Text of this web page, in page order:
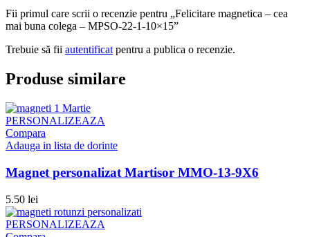
Fii primul care scrii o recenzie pentru „Felicitare magnetica – cea
mai buna colega – MPSO-22-1-10×15”
Trebuie să fii autentificat pentru a publica o recenzie.
Produse similare
PERSONALIZEAZA
Compara
Adauga in lista de dorinte
Magnet personalizat Martisor MMO-13-9X6
5.50 lei
PERSONALIZEAZA